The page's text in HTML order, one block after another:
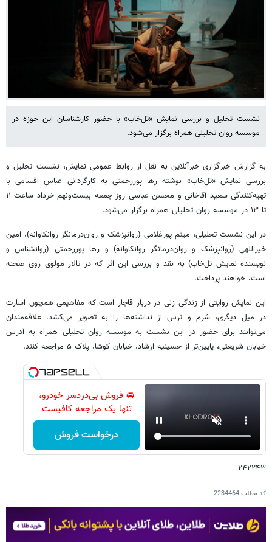
نشست تحلیل و بررسی نمایش «تل‌خاب» با حضور کارشناسان این حوزه در
موسسه روان‌ تحلیلی همراه برگزار می‌شود.
به گزارش خبرگزاری خبرآنلاین به نقل از روابط‌ عمومی نمایش، نشست تحلیل و
بررسی نمایش «تل‌خاب» نوشته رها پوررحمتی به کارگردانی عباس اقسامی با
تهیه‌کنندگی سعید آقاخانی و محسن عباسی روز جمعه بیست‌ونهم خرداد ساعت ۱۱
تا ۱۳ در موسسه روان تحلیلی همراه برگزار می‌شود.
در این نشست تحلیلی، میثم پورغلامی (روانپزشک و روان‌درمانگر روانکاوانه)، امین
خیراللهی (روانپزشک و روان‌درمانگر روانکاوانه) و رها پوررحمتی (روانشناس و
نویسنده نمایش تل‌خاب) به نقد و بررسی این اثر که در تالار مولوی روی صحنه
است، خواهند پرداخت.
این نمایش روایتی از زندگی زنی در دربار قاجار است که مفاهیمی همچون اسارت
در میل دیگری، شرم و ترس از نداشته‌ها را به تصویر می‌کشد. علاقه‌مندان
می‌توانند برای حضور در این نشست به موسسه روان تحلیلی همراه به آدرس
خیابان شریعتی، پایین‌تر از حسینیه ارشاد، خیابان کوشا، پلاک ۵ مراجعه کنند.
🚘 فروش بی‌دردسر خودرو،
تنها یک مراجعه کافیست
درخواست فروش
۲۴۲۲۴۳
کد مطلب2234464